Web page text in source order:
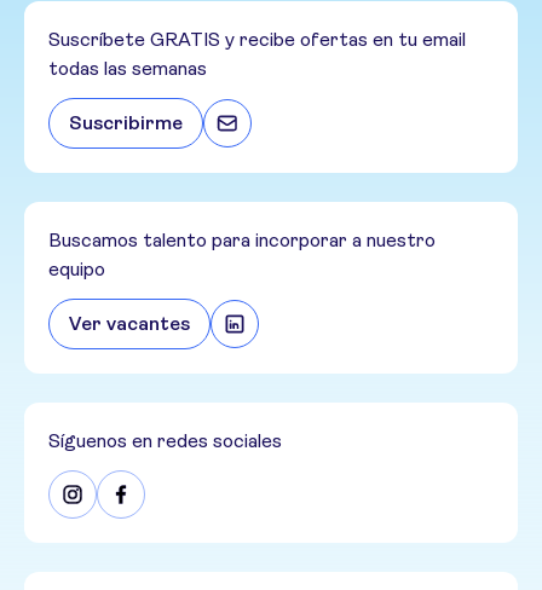
Suscríbete GRATIS y recibe ofertas en tu email
todas las semanas
Suscribirme
Buscamos talento para incorporar a nuestro
equipo
Ver vacantes
Síguenos en redes sociales